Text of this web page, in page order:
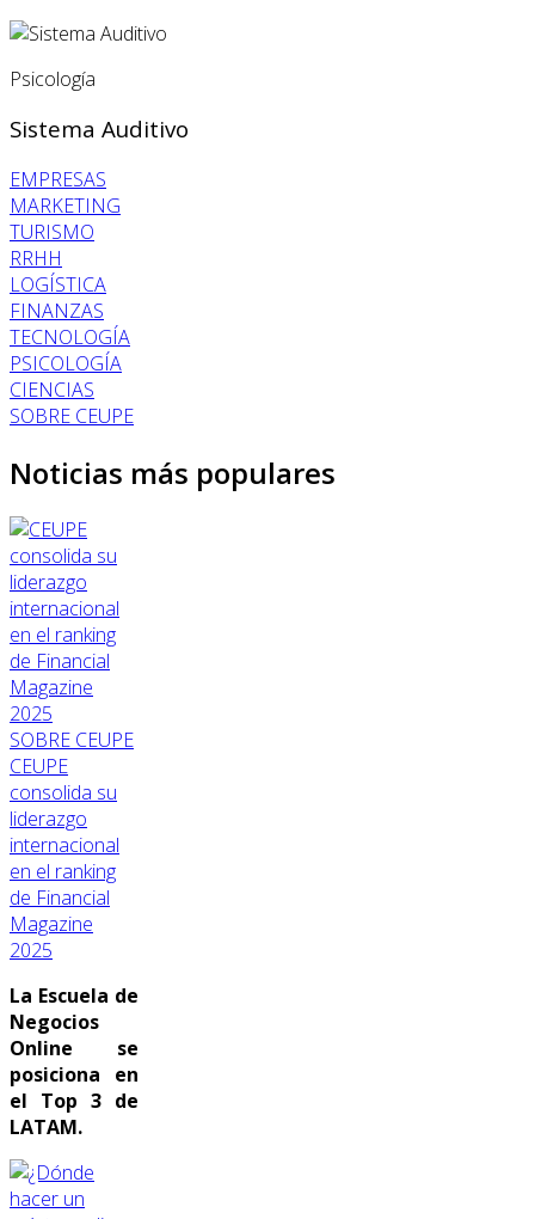
Psicología
Sistema Auditivo
EMPRESAS
MARKETING
TURISMO
RRHH
LOGÍSTICA
FINANZAS
TECNOLOGÍA
PSICOLOGÍA
CIENCIAS
SOBRE CEUPE
Noticias más populares
SOBRE CEUPE
CEUPE
consolida su
liderazgo
internacional
en el ranking
de Financial
Magazine
2025
La Escuela de
Negocios
Online se
posiciona en
el Top 3 de
LATAM.